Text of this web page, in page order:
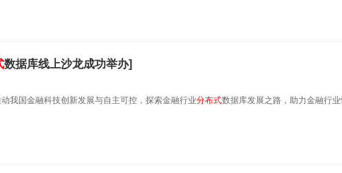
数据库线上沙龙成功举办]
我国金融科技创新发展与自主可控，探索金融行业分布式数据库发展之路，助力金融行